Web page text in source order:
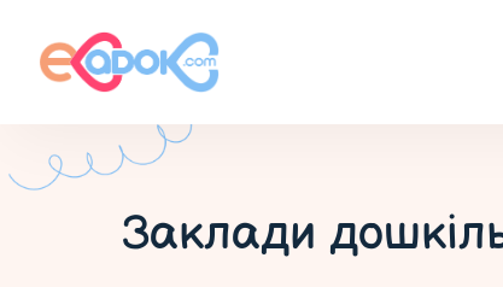
Заклади